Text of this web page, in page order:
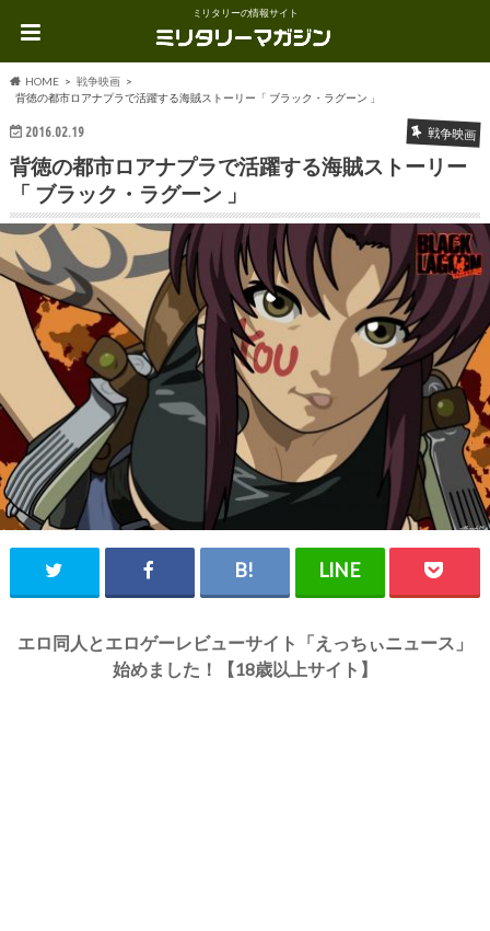
ミリタリーの情報サイト
HOME
戦争映画
背徳の都市ロアナプラで活躍する海賊ストーリー「 ブラック・ラグーン 」
2016.02.19 戦争映画
背徳の都市ロアナプラで活躍する海賊ストーリー
「 ブラック・ラグーン 」
エロ同人とエロゲーレビューサイト「えっちぃニュース」
始めました！【18歳以上サイト】